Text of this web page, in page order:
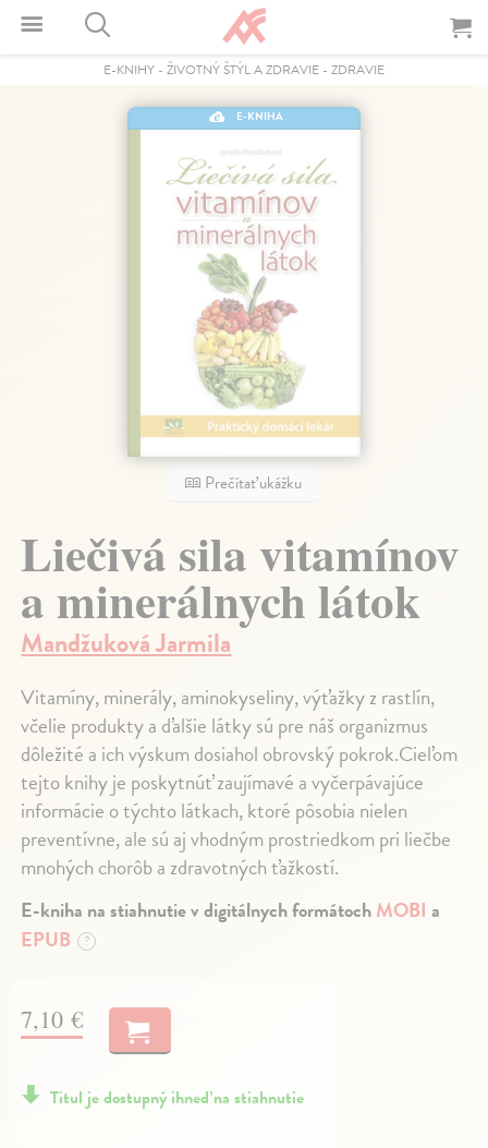
E-KNIHY - ŽIVOTNÝ ŠTÝL A ZDRAVIE - ZDRAVIE
E-KNIHA
Prečítať ukážku
Liečivá sila vitamínov
a minerálnych látok
Mandžuková Jarmila
Vitamíny, minerály, aminokyseliny, výťažky z rastlín,
včelie produkty a ďalšie látky sú pre náš organizmus
dôležité a ich výskum dosiahol obrovský pokrok.Cieľom
tejto knihy je poskytnúť zaujímavé a vyčerpávajúce
informácie o týchto látkach, ktoré pôsobia nielen
preventívne, ale sú aj vhodným prostriedkom pri liečbe
mnohých chorôb a zdravotných ťažkostí.
E-kniha na stiahnutie v digitálnych formátochMOBI a
EPUB
?
7,10 €
Titul je dostupný ihneď na stiahnutie